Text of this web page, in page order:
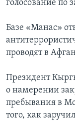
голосование по
Базе «Манас»
проводят в
Президент
о намерении
пребывания в
того, как